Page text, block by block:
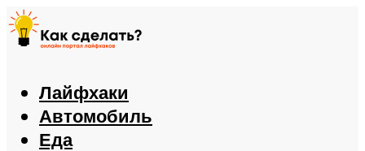
Лайфхаки
Автомобиль
Еда